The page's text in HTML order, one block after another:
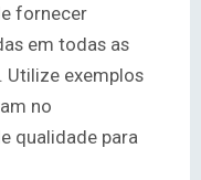
fornecer
em todas as
Utilize exemplos
no
qualidade para